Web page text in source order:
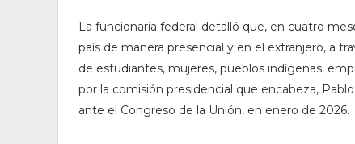
La funcionaria federal detalló que, en cuatro
país de manera presencial y en el extranjero, a
de estudiantes, mujeres, pueblos indígenas,
por la comisión presidencial que encabeza,
ante el Congreso de la Unión, en enero de 2026.